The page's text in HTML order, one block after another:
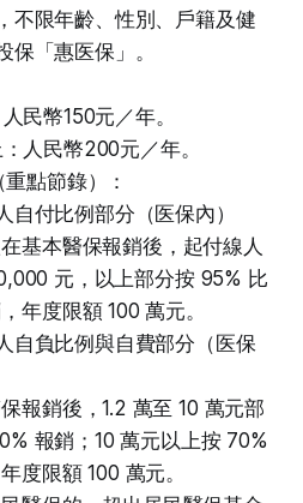
不限年齡、性別、戶籍及健
保「惠医保」。
民幣150元／年。
人民幣200元／年。
點節錄）：
自付比例部分（医保內）
基本醫保報銷後，起付線人
元，以上部分按 95% 比
年度限額 100 萬元。
自負比例與自費部分（医保
報銷後，1.2 萬至 10 萬元部
報銷；10 萬元以上按 70%
度限額 100 萬元。